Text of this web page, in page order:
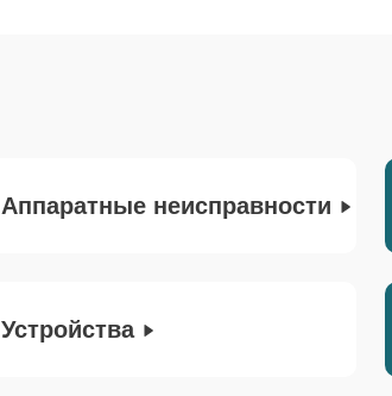
Аппаратные неисправности
Устройства